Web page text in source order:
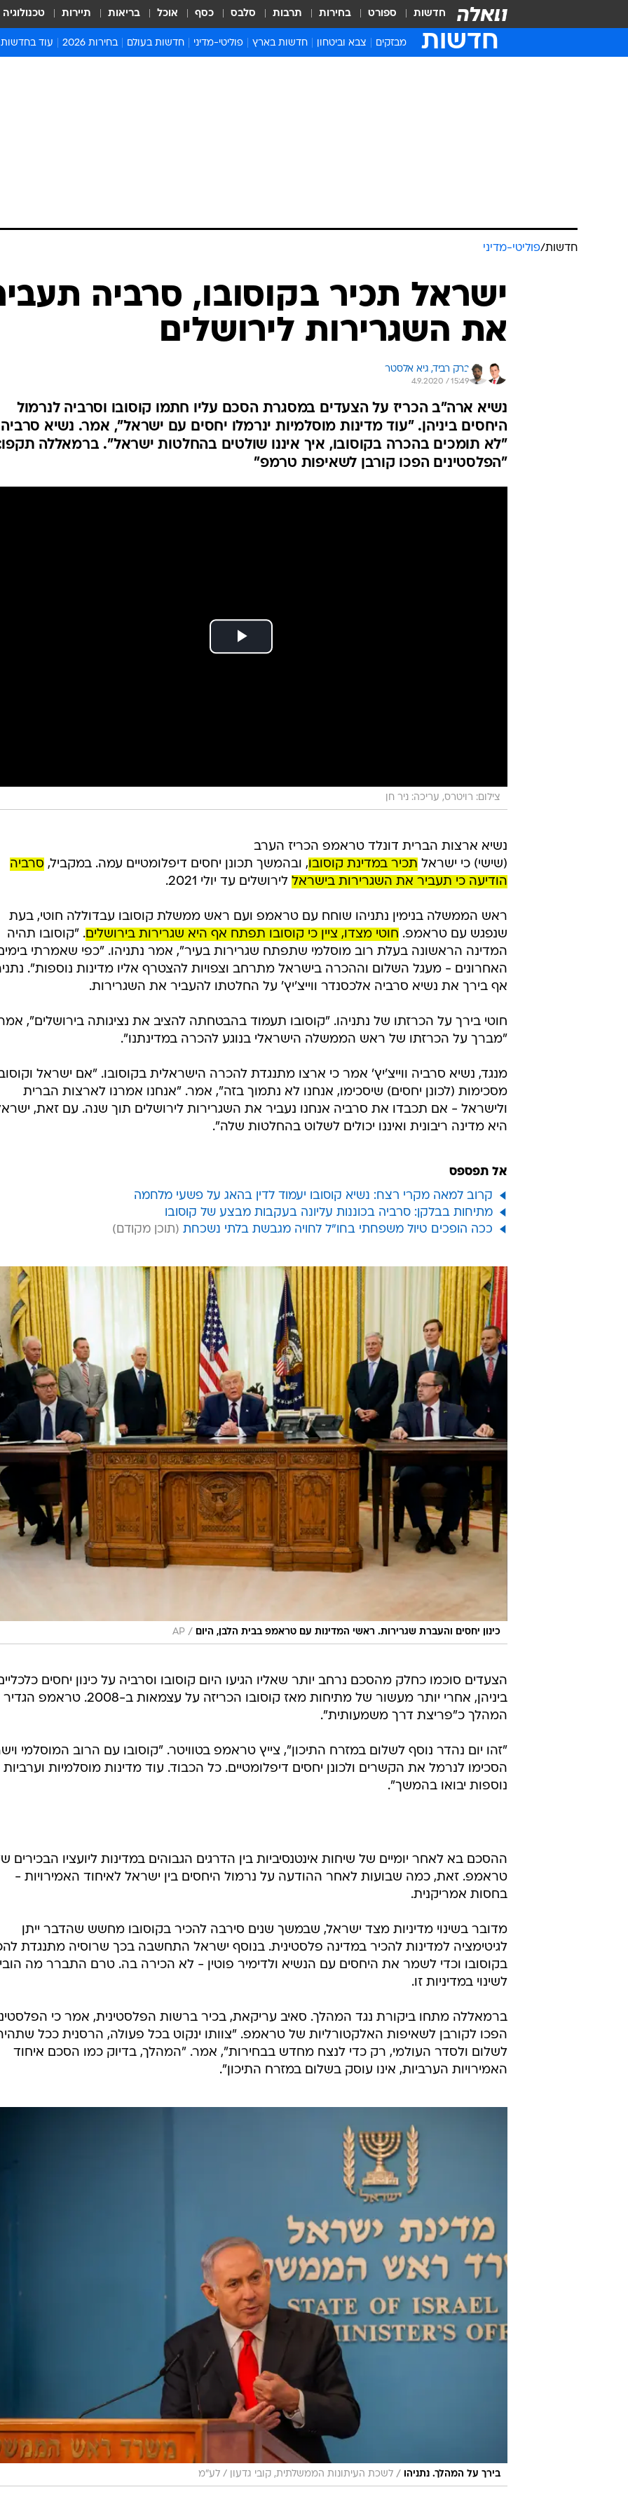
חדשות ספורט בחירות תרבות סלבס כסף אוכל בריאות תיירות טכנולוגיה
חדשות מבזקים צבא וביטחון חדשות בארץ פוליטי-מדיני חדשות בעולם בחירות 2026 עוד בחדשות
חדשות
חדשות/פוליטי-מדיני
ישראל תכיר בקוסובו, סרביה
את השגרירות לירושלים
ברק רביד, גיא אלסטר
4.9.2020 / 15:49
נשיא ארה"ב הכריז על הצעדים במסגרת הסכם עליו חתמו קוסובו וסרביה לנרמול
היחסים ביניהן. "עוד מדינות מוסלמיות ינרמלו יחסים עם ישראל", אמר. נשיא
"לא תומכים בהכרה בקוסובו, איך איננו שולטים בהחלטות ישראל". ברמאללה
"הפלסטינים הפכו קורבן לשאיפות טרמפ"
צילום: רויטרס, עריכה: ניר חן
נשיא ארצות הברית דונלד טראמפ הכריז הערב
(שישי) כי ישראל תכיר במדינת קוסובו, ובהמשך תכונן יחסים דיפלומטיים עמה. במקביל, סרביה
הודיעה כי תעביר את השגרירות בישראל לירושלים עד יולי 2021.
ראש הממשלה בנימין נתניהו שוחח עם טראמפ ועם ראש ממשלת קוסובו עבדוללה חוטי, בעת
שנפגש עם טראמפ. חוטי מצדו, ציין כי קוסובו תפתח אף היא שגרירות בירושלים. "קוסובו תהיה
המדינה הראשונה בעלת רוב מוסלמי שתפתח שגרירות בעיר", אמר נתניהו. "כפי שאמרתי
האחרונים - מעגל השלום וההכרה בישראל מתרחב וצפויות להצטרף אליו מדינות נוספות".
אף בירך את נשיא סרביה אלכסנדר ווייצ'יץ' על החלטתו להעביר את השגרירות.
חוטי בירך על הכרזתו של נתניהו. "קוסובו תעמוד בהבטחתה להציב את נציגותה בירושלים",
"מברך על הכרזתו של ראש הממשלה הישראלי בנוגע להכרה במדינתנו".
מנגד, נשיא סרביה ווייצ'יץ' אמר כי ארצו מתנגדת להכרה הישראלית בקוסובו. "אם ישראל
מסכימות (לכונן יחסים) שיסכימו, אנחנו לא נתמוך בזה", אמר. "אנחנו אמרנו לארצות הברית
ולישראל - אם תכבדו את סרביה אנחנו נעביר את השגרירות לירושלים תוך שנה. עם זאת,
היא מדינה ריבונית ואיננו יכולים לשלוט בהחלטות שלה".
אל תפספס
קרוב למאה מקרי רצח: נשיא קוסובו יעמוד לדין בהאג על פשעי מלחמה
מתיחות בבלקן: סרביה בכוננות עליונה בעקבות מבצע של קוסובו
ככה הופכים טיול משפחתי בחו"ל לחויה מגבשת בלתי נשכחת
כינון יחסים והעברת שגרירות. ראשי המדינות עם טראמפ בבית הלבן, היום /
AP
הצעדים סוכמו כחלק מהסכם נרחב יותר שאליו הגיעו היום קוסובו וסרביה על כינון יחסים
ביניהן, אחרי יותר מעשור של מתיחות מאז קוסובו הכריזה על עצמאות ב-
המהלך כ"פריצת דרך משמעותית".
"זהו יום נהדר נוסף לשלום במזרח התיכון", צייץ טראמפ בטוויטר. "קוסובו עם הרוב המוסלמי
הסכימו לנרמל את הקשרים ולכונן יחסים דיפלומטיים. כל הכבוד. עוד מדינות מוסלמיות וערביות
נוספות יבואו בהמשך".
ההסכם בא לאחר יומיים של שיחות אינטנסיביות בין הדרגים הגבוהים במדינות ליועציו הבכירים
טראמפ. זאת, כמה שבועות לאחר ההודעה על נרמול היחסים בין ישראל לאיחוד האמירויות -
בחסות אמריקנית.
מדובר בשינוי מדיניות מצד ישראל, שבמשך שנים סירבה להכיר בקוסובו מחשש שהדבר ייתן
לגיטימציה למדינות להכיר במדינה פלסטינית. בנוסף ישראל התחשבה בכך שרוסיה מתנגדת
בקוסובו וכדי לשמר את היחסים עם הנשיא ולדימיר פוטין - לא הכירה בה. טרם התברר מה
לשינוי במדיניות זו.
ברמאללה מתחו ביקורת נגד המהלך. סאיב עריקאת, בכיר ברשות הפלסטינית, אמר כי
הפכו לקורבן לשאיפות האלקטורליות של טראמפ. "צוותו ינקוט בכל פעולה, הרסנית ככל
לשלום ולסדר העולמי, רק כדי לנצח מחדש בבחירות", אמר. "המהלך, בדיוק כמו הסכם איחוד
האמירויות הערביות, אינו עוסק בשלום במזרח התיכון".
בירך על המהלך. נתניהו / לשכת העיתונות הממשלתית, קובי גדעון / לע"מ